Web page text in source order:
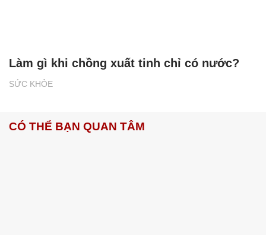
SỨC KHỎE
Làm gì khi chồng xuất tinh chỉ có nước?
CÓ THỂ BẠN QUAN TÂM